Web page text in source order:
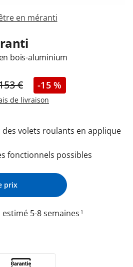
en méranti
bois-aluminium
€ -15 %
de livraison
des volets roulants en applique
fonctionnels possibles
prix
5-8 semaines 1